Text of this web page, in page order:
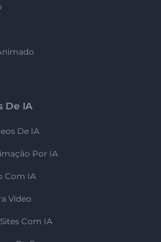
De IA
De IA
Por IA
Com IA
Vídeo
Com IA